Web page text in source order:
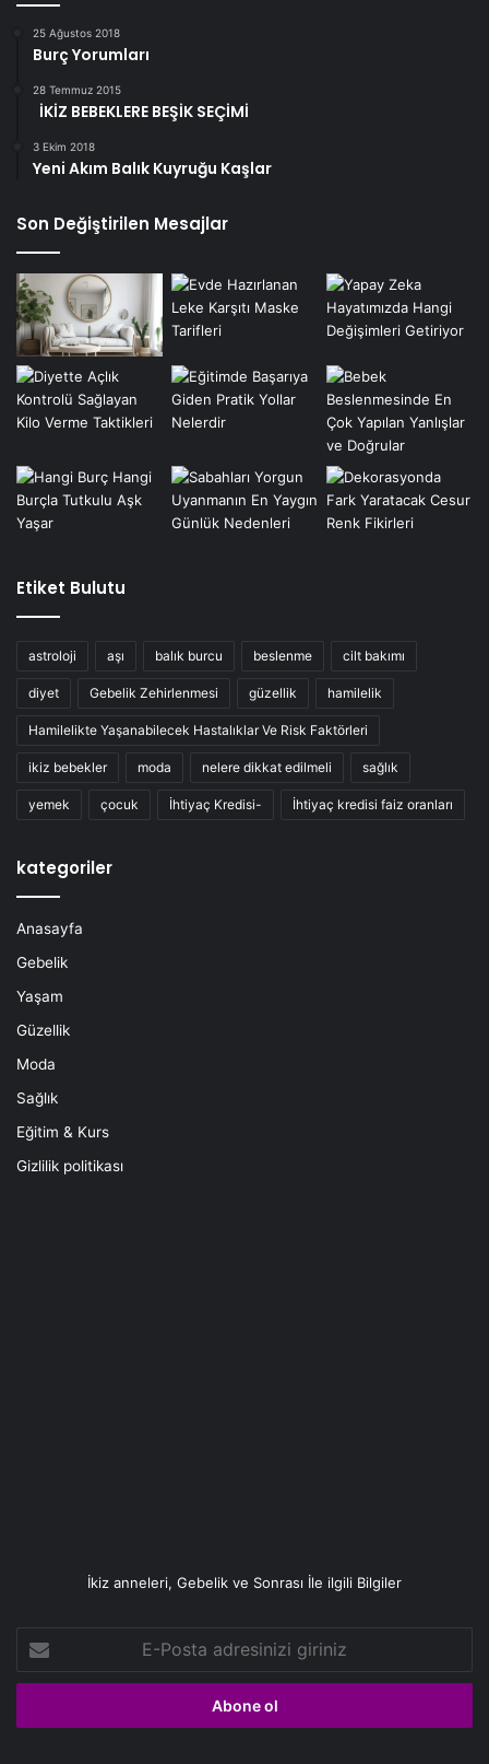
25 Ağustos 2018
Burç Yorumları
28 Temmuz 2015
İKİZ BEBEKLERE BEŞİK SEÇİMİ
3 Ekim 2018
Yeni Akım Balık Kuyruğu Kaşlar
Son Değiştirilen Mesajlar
Etiket Bulutu
astroloji aşı balık burcu beslenme cilt bakımı
diyet Gebelik Zehirlenmesi güzellik hamilelik
Hamilelikte Yaşanabilecek Hastalıklar Ve Risk Faktörleri
ikiz bebekler moda nelere dikkat edilmeli sağlık
yemek çocuk İhtiyaç Kredisi- İhtiyaç kredisi faiz oranları
kategoriler
Anasayfa
Gebelik
Yaşam
Güzellik
Moda
Sağlık
Eğitim & Kurs
Gizlilik politikası
İkiz anneleri, Gebelik ve Sonrası İle ilgili Bilgiler
Posta
adresinizi